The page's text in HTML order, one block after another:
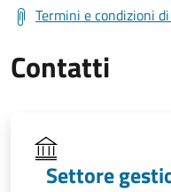
Termini e condizioni
Contatti
Settore